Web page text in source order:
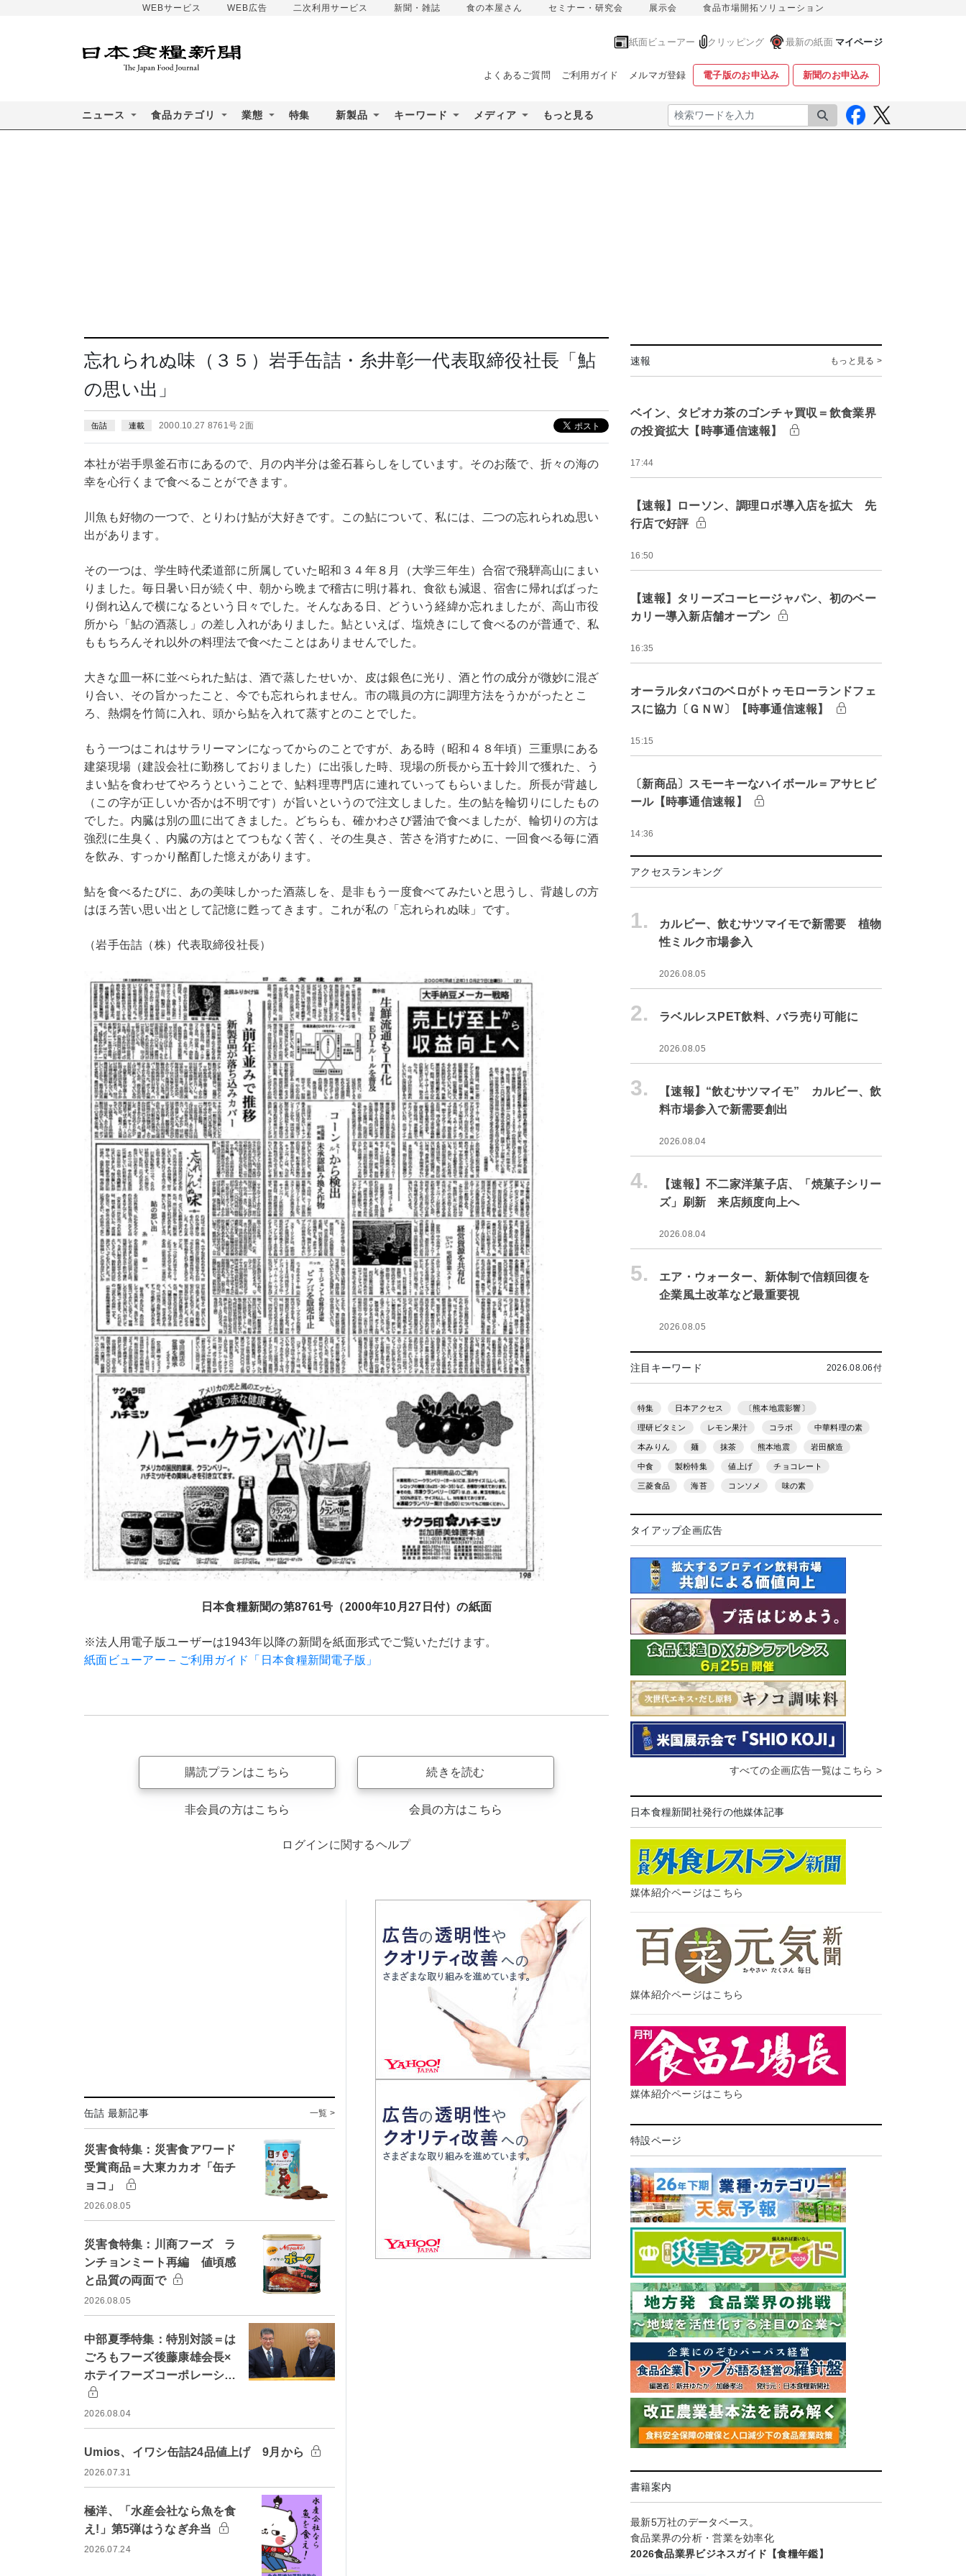
WEBサービス WEB広告 二次利用サービス 新聞・雑誌 食の本屋さん セミナー・研究会 展示会 食品市場開拓ソリューション
紙面ビューアー クリッピング 最新の紙面 マイページ
よくあるご質問 ご利用ガイド メルマガ登録 電子版のお申込み 新聞のお申込み
ニュース 食品カテゴリ 業態 特集 新製品 キーワード メディア もっと見る 検索
忘れられぬ味（３５）岩手缶詰・糸井彰一代表取締役社長「鮎
の思い出」
缶詰 連載 2000.10.27 8761号 2面
本社が岩手県釜石市にあるので、月の内半分は釜石暮らしをしています。そのお蔭で、折々の海の
幸を心行くまで食べることができます。
川魚も好物の一つで、とりわけ鮎が大好きです。この鮎について、私には、二つの忘れられぬ思い
出があります。
その一つは、学生時代柔道部に所属していた昭和３４年８月（大学三年生）合宿で飛騨高山にまい
りました。毎日暑い日が続く中、朝から晩まで稽古に明け暮れ、食欲も減退、宿舎に帰ればばった
り倒れ込んで横になるという日々でした。そんなある日、どういう経緯か忘れましたが、高山市役
所から「鮎の酒蒸し」の差し入れがありました。鮎といえば、塩焼きにして食べるのが普通で、私
ももちろんそれ以外の料理法で食べたことはありませんでした。
大きな皿一杯に並べられた鮎は、酒で蒸したせいか、皮は銀色に光り、酒と竹の成分が微妙に混ざ
り合い、その旨かったこと、今でも忘れられません。市の職員の方に調理方法をうかがったとこ
ろ、熱燗を竹筒に入れ、頭から鮎を入れて蒸すとのことでした。
もう一つはこれはサラリーマンになってからのことですが、ある時（昭和４８年頃）三重県にある
建築現場（建設会社に勤務しておりました）に出張した時、現場の所長から五十鈴川で獲れた、う
まい鮎を食わせてやろうということで、鮎料理専門店に連れていってもらいました。所長が背越し
（この字が正しいか否かは不明です）が旨いというので注文しました。生の鮎を輪切りにしたもの
でした。内臓は別の皿に出てきました。どちらも、確かわさび醤油で食べましたが、輪切りの方は
強烈に生臭く、内臓の方はとてつもなく苦く、その生臭さ、苦さを消すために、一回食べる毎に酒
を飲み、すっかり酩酊した憶えがあります。
鮎を食べるたびに、あの美味しかった酒蒸しを、是非もう一度食べてみたいと思うし、背越しの方
はほろ苦い思い出として記憶に甦ってきます。これが私の「忘れられぬ味」です。
（岩手缶詰（株）代表取締役社長）
日本食糧新聞の第8761号（2000年10月27日付）の紙面
※法人用電子版ユーザーは1943年以降の新聞を紙面形式でご覧いただけます。
紙面ビューアー – ご利用ガイド「日本食糧新聞電子版」
購読プランはこちら
非会員の方はこちら
続きを読む
会員の方はこちら
ログインに関するヘルプ
缶詰 最新記事 一覧 >
災害食特集：災害食アワード
受賞商品＝大東カカオ「缶チ
ョコ」
2026.08.05
災害食特集：川商フーズ ラ
ンチョンミート再編 値頃感
と品質の両面で
2026.08.05
中部夏季特集：特別対談＝は
ごろもフーズ後藤康雄会長×
ホテイフーズコーポレーシ…
2026.08.04
Umios、イワシ缶詰24品値上げ 9月から
2026.07.31
極洋、「水産会社なら魚を食
え!」第5弾はうなぎ弁当
2026.07.24
速報 もっと見る >
ベイン、タピオカ茶のゴンチャ買収＝飲食業界
の投資拡大【時事通信速報】
17:44
【速報】ローソン、調理ロボ導入店を拡大 先
行店で好評
16:50
【速報】タリーズコーヒージャパン、初のベー
カリー導入新店舗オープン
16:35
オーラルタバコのベロがトゥモローランドフェ
スに協力〔ＧＮＷ〕【時事通信速報】
15:15
〔新商品〕スモーキーなハイボール＝アサヒビ
ール【時事通信速報】
14:36
アクセスランキング
1.
カルビー、飲むサツマイモで新需要 植物
性ミルク市場参入
2026.08.05
2. ラベルレスPET飲料、バラ売り可能に
2026.08.05
3.
【速報】“飲むサツマイモ” カルビー、飲
料市場参入で新需要創出
2026.08.04
4.
【速報】不二家洋菓子店、「焼菓子シリー
ズ」刷新 来店頻度向上へ
2026.08.04
5.
エア・ウォーター、新体制で信頼回復を
企業風土改革など最重要視
2026.08.05
注目キーワード 2026.08.06付
特集 日本アクセス 〔熊本地震影響〕
理研ビタミン レモン果汁 コラボ 中華料理の素
本みりん 麺 抹茶 熊本地震 岩田醸造
中食 製粉特集 値上げ チョコレート
三菱食品 海苔 コンソメ 味の素
タイアップ企画広告
すべての企画広告一覧はこちら >
日本食糧新聞社発行の他媒体記事
媒体紹介ページはこちら
媒体紹介ページはこちら
媒体紹介ページはこちら
特設ページ
書籍案内
最新5万社のデータベース。
食品業界の分析・営業を効率化
2026食品業界ビジネスガイド【食糧年鑑】